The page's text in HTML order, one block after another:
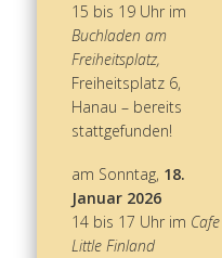
15 bis 19 Uhr im
Buchladen am
Freiheitsplatz,
Freiheitsplatz 6,
Hanau – bereits
stattgefunden!
am Sonntag, 18.
Januar 2026
14 bis 17 Uhr im Cafe
Little Finland